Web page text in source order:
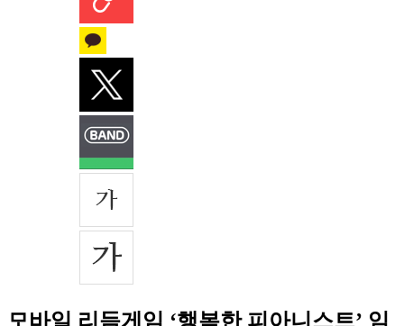
모바일 리듬게임 ‘행복한 피아니스트’ 임